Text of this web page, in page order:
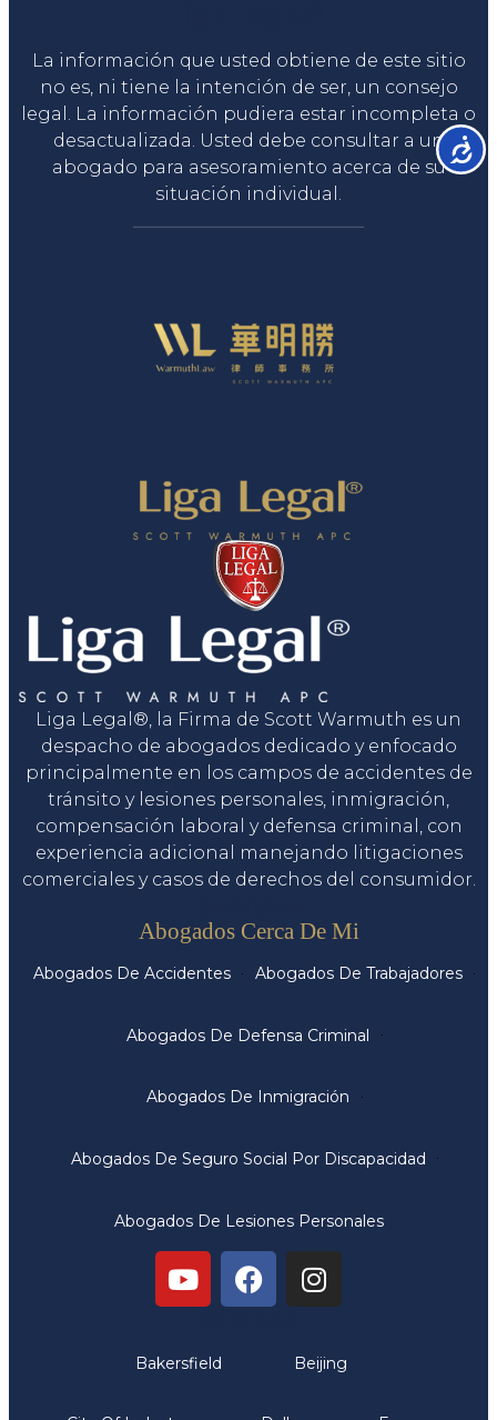
La información que usted obtiene de este sitio
no es, ni tiene la intención de ser, un consejo
legal. La información pudiera estar incompleta o
desactualizada. Usted debe consultar a un
abogado para asesoramiento acerca de su
situación individual.
Liga Legal®, la Firma de Scott Warmuth es un
despacho de abogados dedicado y enfocado
principalmente en los campos de accidentes de
tránsito y lesiones personales, inmigración,
compensación laboral y defensa criminal, con
experiencia adicional manejando litigaciones
comerciales y casos de derechos del consumidor.
Abogados Cerca De Mi
Abogados De Accidentes Abogados De Trabajadores
Abogados De Defensa Criminal
Abogados De Inmigración
Abogados De Seguro Social Por Discapacidad
Abogados De Lesiones Personales
Bakersfield Beijing